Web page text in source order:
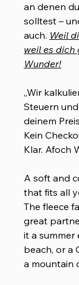
an denen
solltest –
auch. Weil
weil es dich
Wunder!
„Wir
Steuern
deinem
Kein
Klar. Afoch
A soft and
that fits all
The fleece
great
it a summer
beach, or a
a mountain